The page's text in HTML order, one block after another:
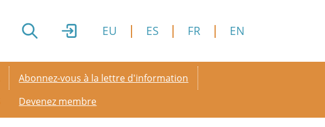
EU ES FR EN
Secondary menu
Abonnez-vous à la lettre d'information
Devenez membre